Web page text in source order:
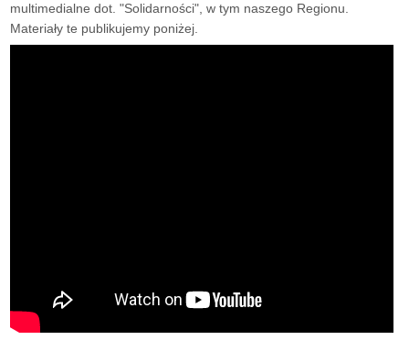
multimedialne dot. "Solidarności", w tym naszego Regionu.
Materiały te publikujemy poniżej.